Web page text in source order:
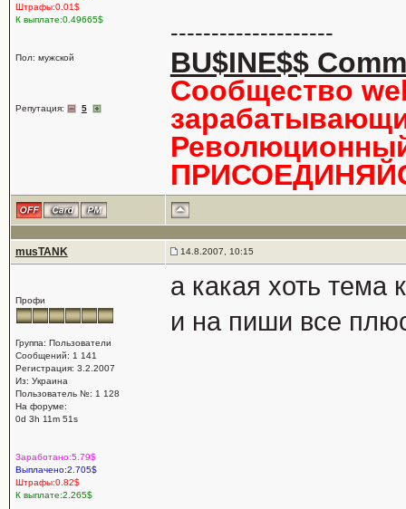
Штрафы:0.01$
К выплате:0.49665$
Пол: мужской
Репутация: 5
--------------------
BU$INE$$
Сообщество
musTANK 14.8.2007, 10:15
Профи
Группа: Пользователи
Сообщений: 1 141
Регистрация: 3.2.2007
Из: Украина
Пользователь №: 1 128
На форуме:
0d 3h 11m 51s
Заработано:5.79$
Выплачено:2.705$
Штрафы:0.82$
К выплате:2.265$
а какая хоть тема
и на пиши все